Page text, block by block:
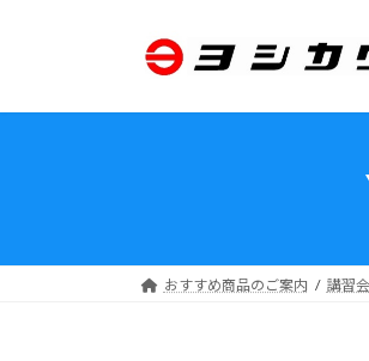
プ
動
おすすめ商品のご案内 講習会